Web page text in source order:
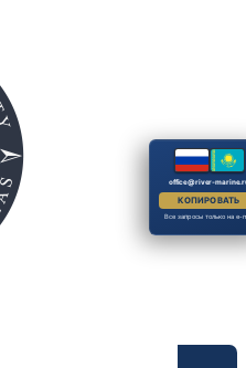
office@river-
КОПИРОВАТЬ
Все запросы только на e-